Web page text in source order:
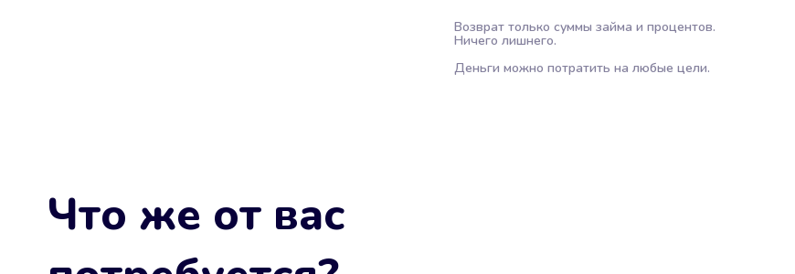
Возврат только суммы займа и процентов.
Ничего лишнего.
Деньги можно потратить на любые цели.
Что же от вас